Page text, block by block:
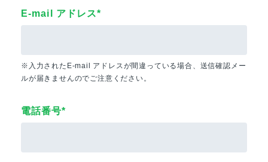
E-mail アドレス*
※入力されたE-mail アドレスが間違っている場合、送信確認メー
ルが届きませんのでご注意ください。
電話番号*